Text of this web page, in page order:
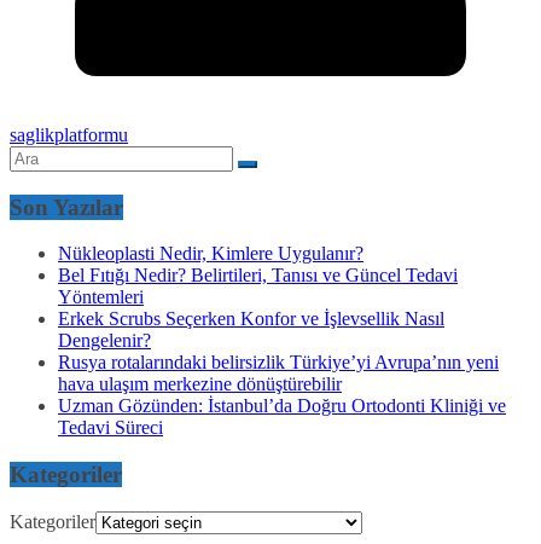
saglikplatformu
Son Yazılar
Nükleoplasti Nedir, Kimlere Uygulanır?
Bel Fıtığı Nedir? Belirtileri, Tanısı ve Güncel Tedavi
Yöntemleri
Erkek Scrubs Seçerken Konfor ve İşlevsellik Nasıl
Dengelenir?
Rusya rotalarındaki belirsizlik Türkiye’yi Avrupa’nın yeni
hava ulaşım merkezine dönüştürebilir
Uzman Gözünden: İstanbul’da Doğru Ortodonti Kliniği ve
Tedavi Süreci
Kategoriler
Kategoriler